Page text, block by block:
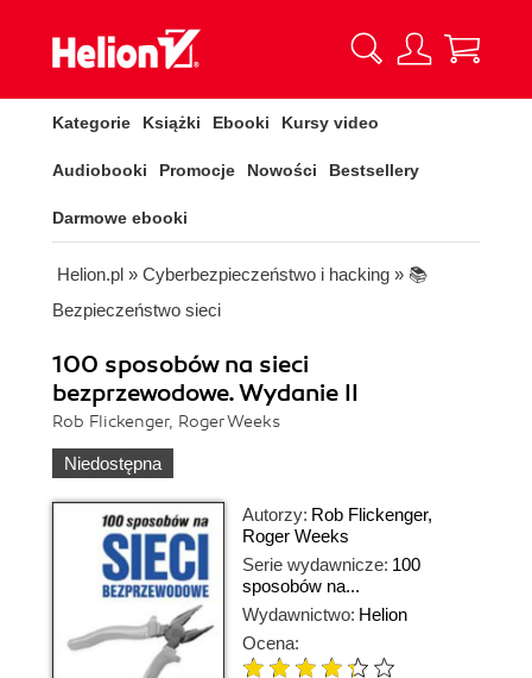
Kategorie Książki Ebooki Kursy video
Audiobooki Promocje Nowości Bestsellery
Darmowe ebooki
Helion.pl » Cyberbezpieczeństwo i hacking » 📚
Bezpieczeństwo sieci
100 sposobów na sieci
bezprzewodowe. Wydanie II
Rob Flickenger, Roger Weeks
Niedostępna
Autorzy: Rob Flickenger,
Roger Weeks
Serie wydawnicze: 100
sposobów na...
Wydawnictwo: Helion
Ocena: